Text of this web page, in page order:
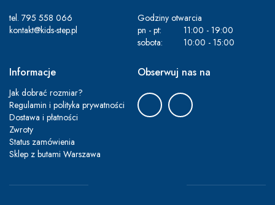
tel. 795 558 066
kontakt@kids-step.pl
Godziny otwarcia
pn - pt:
11:00 - 19:00
sobota:
10:00 - 15:00
Informacje
Jak dobrać rozmiar?
Regulamin i polityka prywatności
Dostawa i płatności
Zwroty
Status zamówienia
Sklep z butami Warszawa
Obserwuj nas na